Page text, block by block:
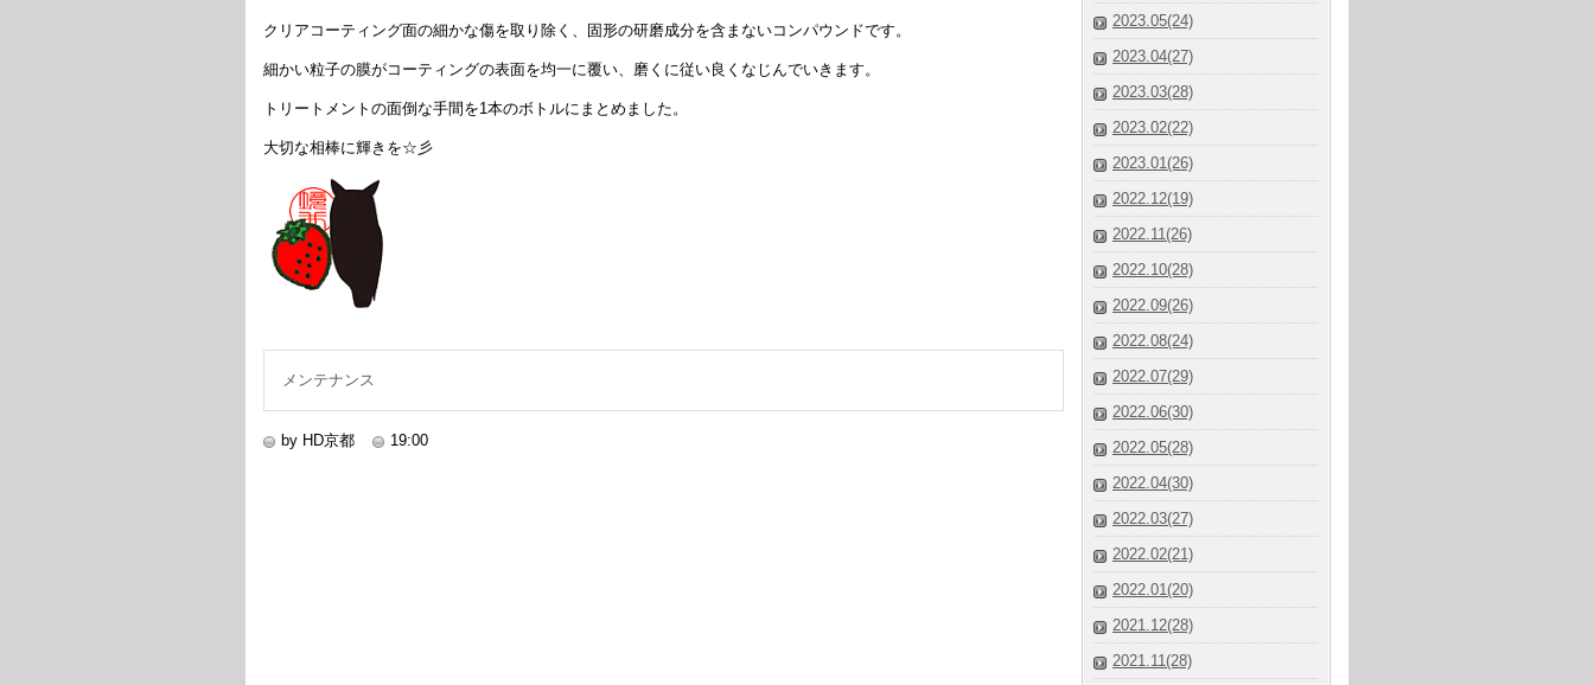
クリアコーティング面の細かな傷を取り除く、固形の研磨成分を含まないコンパウンドです。
細かい粒子の膜がコーティングの表面を均一に覆い、磨くに従い良くなじんでいきます。
トリートメントの面倒な手間を1本のボトルにまとめました。
大切な相棒に輝きを☆彡
メンテナンス
by HD京都 19:00
2023.05(24)
2023.04(27)
2023.03(28)
2023.02(22)
2023.01(26)
2022.12(19)
2022.11(26)
2022.10(28)
2022.09(26)
2022.08(24)
2022.07(29)
2022.06(30)
2022.05(28)
2022.04(30)
2022.03(27)
2022.02(21)
2022.01(20)
2021.12(28)
2021.11(28)